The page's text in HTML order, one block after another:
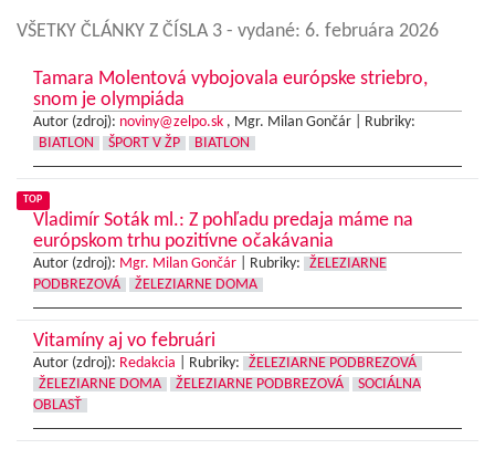
VŠETKY ČLÁNKY Z ČÍSLA 3 - vydané: 6. februára 2026
Tamara Molentová vybojovala európske striebro,
snom je olympiáda
Autor (zdroj): noviny@zelpo.sk , Mgr. Milan Gončár |
Rubriky:
BIATLON
ŠPORT V ŽP BIATLON
TOP
Vladimír Soták ml.: Z pohľadu predaja máme na
európskom trhu pozitívne očakávania
Autor (zdroj): Mgr. Milan Gončár Rubriky:
ŽELEZIARNE
PODBREZOVÁ
ŽELEZIARNE DOMA
Vitamíny aj vo februári
Autor (zdroj): Redakcia Rubriky:
ŽELEZIARNE PODBREZOVÁ
ŽELEZIARNE DOMA
ŽELEZIARNE PODBREZOVÁ
SOCIÁLNA
OBLASŤ